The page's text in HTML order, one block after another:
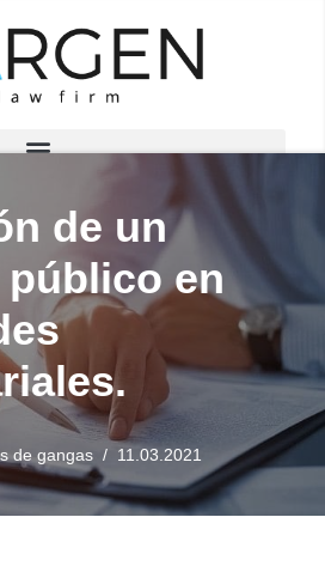
de un
en
de gangas 11.03.2021